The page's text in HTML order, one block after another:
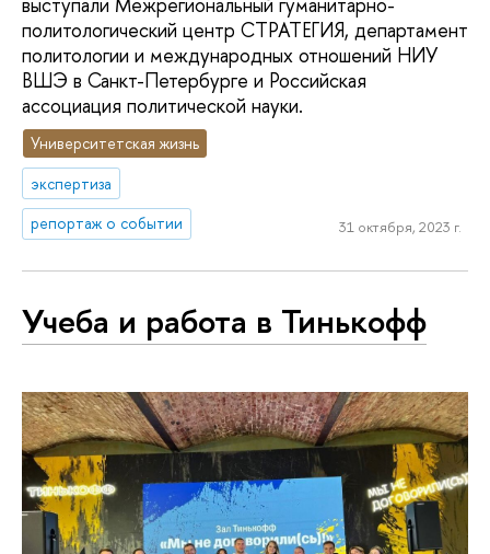
политологический центр СТРАТЕГИЯ, департамент
политологии и международных отношений НИУ
ВШЭ в Санкт-Петербурге и Российская
ассоциация политической науки.
Университетская жизнь
экспертиза
репортаж о событии
31 октября, 2023 г.
Учеба и работа в Тинькофф